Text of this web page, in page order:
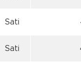
Sati
Sati